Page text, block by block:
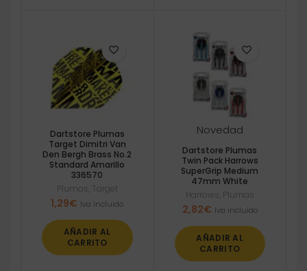
Dartstore Plumas
Target Dimitri Van
Den Bergh Brass No.2
Standard Amarillo
336570
Plumas Target
1,29€ Iva incluido
AÑADIR AL
CARRITO
Novedad
Dartstore Plumas
Twin Pack Harrows
SuperGrip Medium
47mm White
Harrows Plumas
2,82€ Iva incluido
AÑADIR AL
CARRITO